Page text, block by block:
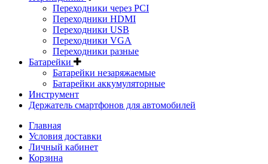
Переходники через PCI
Переходники HDMI
Переходники USB
Переходники VGA
Переходники разные
Батарейки
Батарейки незаряжаемые
Батарейки аккумуляторные
Инструмент
Держатель смартфонов для автомобилей
Главная
Условия доставки
Личный кабинет
Корзина